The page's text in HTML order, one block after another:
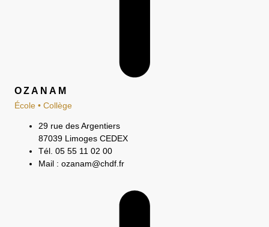
OZANAM
École • Collège
29 rue des Argentiers
87039 Limoges CEDEX
Tél. 05 55 11 02 00
Mail : ozanam@chdf.fr